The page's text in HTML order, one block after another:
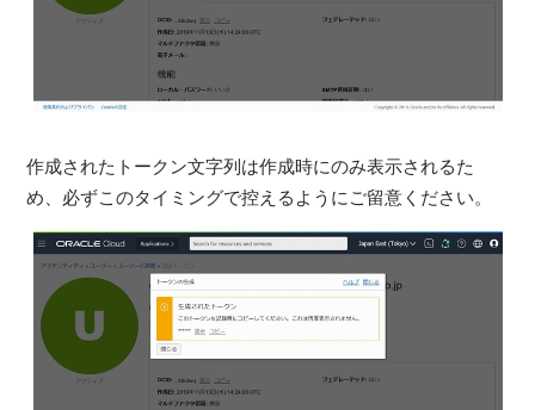
作成されたトークン文字列は作成時にのみ表示されるた
め、必ずこのタイミングで控えるようにご留意ください。